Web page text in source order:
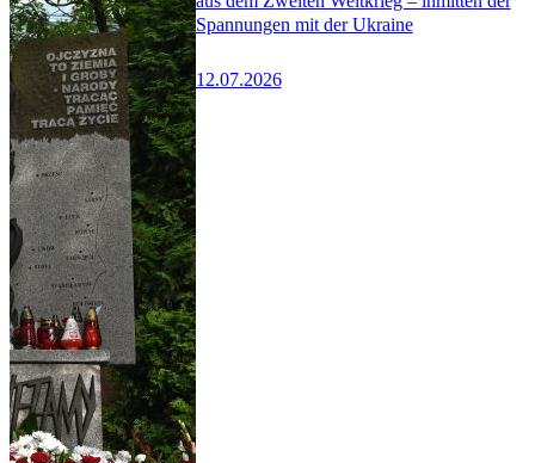
Spannungen mit der Ukraine
12.07.2026